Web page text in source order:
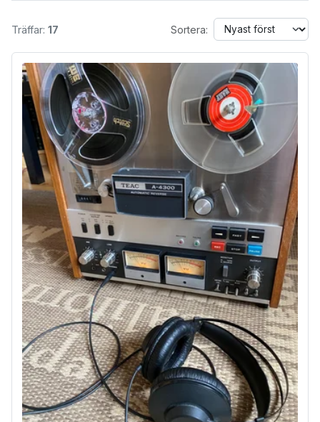
Träffar: 17 Sortera: